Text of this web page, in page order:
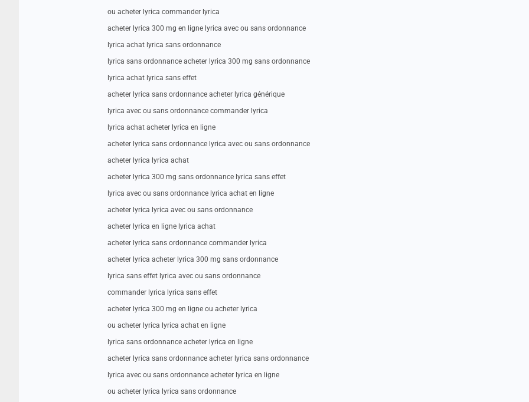
ou acheter lyrica commander lyrica
acheter lyrica 300 mg en ligne lyrica avec ou sans ordonnance
lyrica achat lyrica sans ordonnance
lyrica sans ordonnance acheter lyrica 300 mg sans ordonnance
lyrica achat lyrica sans effet
acheter lyrica sans ordonnance acheter lyrica générique
lyrica avec ou sans ordonnance commander lyrica
lyrica achat acheter lyrica en ligne
acheter lyrica sans ordonnance lyrica avec ou sans ordonnance
acheter lyrica lyrica achat
acheter lyrica 300 mg sans ordonnance lyrica sans effet
lyrica avec ou sans ordonnance lyrica achat en ligne
acheter lyrica lyrica avec ou sans ordonnance
acheter lyrica en ligne lyrica achat
acheter lyrica sans ordonnance commander lyrica
acheter lyrica acheter lyrica 300 mg sans ordonnance
lyrica sans effet lyrica avec ou sans ordonnance
commander lyrica lyrica sans effet
acheter lyrica 300 mg en ligne ou acheter lyrica
ou acheter lyrica lyrica achat en ligne
lyrica sans ordonnance acheter lyrica en ligne
acheter lyrica sans ordonnance acheter lyrica sans ordonnance
lyrica avec ou sans ordonnance acheter lyrica en ligne
ou acheter lyrica lyrica sans ordonnance